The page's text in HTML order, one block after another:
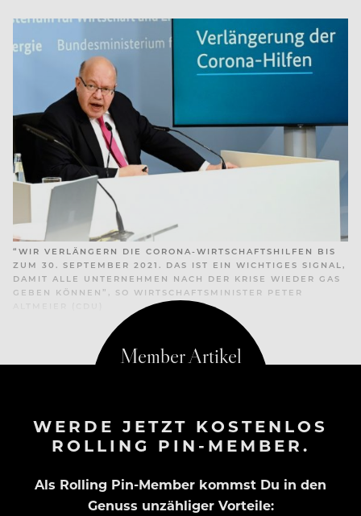
“WIR VERLÄNGERN DIE CORONA-WIRTSCHAFTSHILFEN BIS
ZUM 30. SEPTEMBER 2021. DAS IST EIN WICHTIGES SIGNAL,
DAMIT ALLE UNTERNEHMEN NACH DER KRISE WIEDER GAS
GEBEN KÖNNEN”, SO WIRTSCHAFTSMINISTER PETER
WERDE JETZT KOSTENLOS
ROLLING PIN-MEMBER.
Als Rolling Pin-Member kommst Du in den
Genuss unzähliger Vorteile: